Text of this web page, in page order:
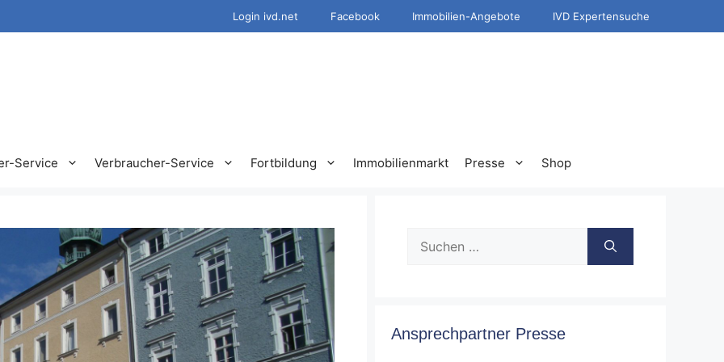
Login ivd.net Facebook Immobilien-Angebote IVD Expertensuche
Service Verbraucher-Service Fortbildung Immobilienmarkt Presse Shop
nach:
Ansprechpartner Presse